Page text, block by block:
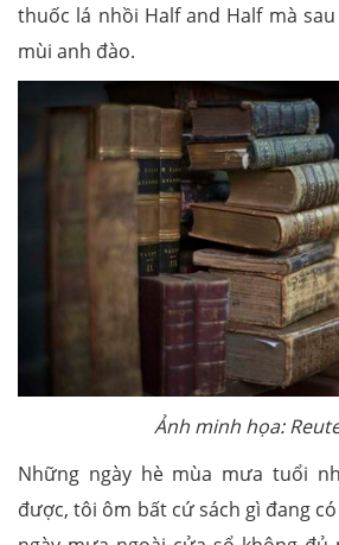
thuốc lá nhồi Half and Half mà
mùi anh đào.
Ảnh minh họa:
Những ngày hè mùa mưa tuổi
được, tôi ôm bất cứ sách gì đang